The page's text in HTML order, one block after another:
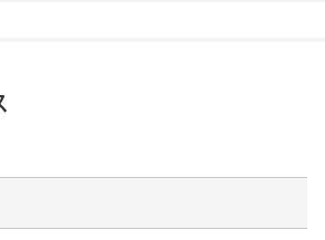
STAY】＜朝食付＞ホテルライフ
¥48,990~
付＞90日前のご予約がお得☆7階